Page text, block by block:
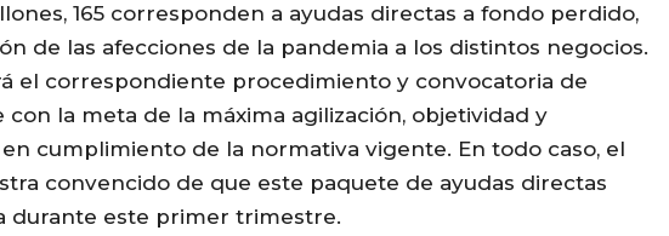
165 corresponden a ayudas directas a fondo perdido,
de las afecciones de la pandemia a los distintos negocios.
el correspondiente procedimiento y convocatoria de
con la meta de la máxima agilización, objetividad y
cumplimiento de la normativa vigente. En todo caso, el
convencido de que este paquete de ayudas directas
durante este primer trimestre.